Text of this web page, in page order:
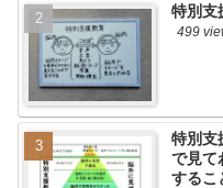
特別支
499
特別支
で見て
するこ